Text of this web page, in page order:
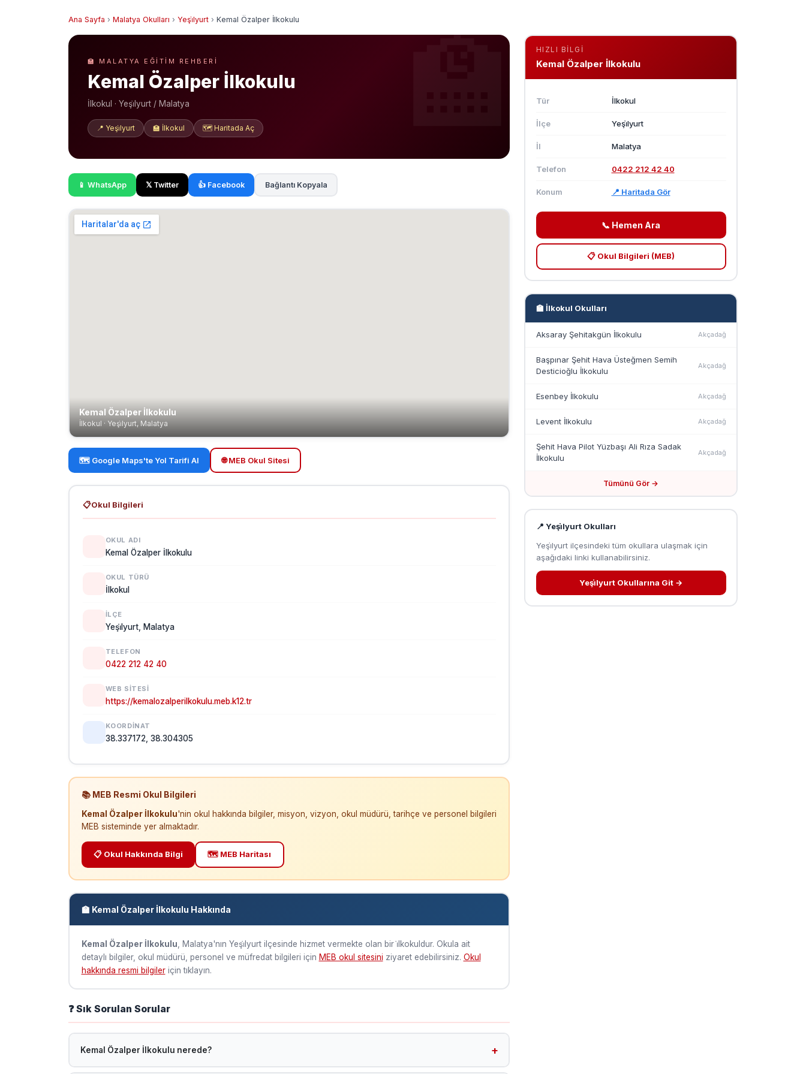
Ana Sayfa › Malatya Okulları › Yeşi̇lyurt › Kemal Özalper İlkokulu
🏫 MALATYA EĞITIM REHBERI
Kemal Özalper İlkokulu
İlkokul · Yeşi̇lyurt / Malatya
📍 Yeşi̇lyurt 🏫 İlkokul 🗺️ Haritada Aç
📱 WhatsApp 𝕏 Twitter 👍 Facebook Bağlantı Kopyala
Kemal Özalper İlkokulu
İlkokul · Yeşi̇lyurt, Malatya
🗺️ Google Maps'te Yol Tarifi Al 🌐 MEB Okul Sitesi
📋Okul Bilgileri
OKUL ADI
Kemal Özalper İlkokulu
OKUL TÜRÜ
İlkokul
İLÇE
Yeşi̇lyurt, Malatya
TELEFON
0422 212 42 40
WEB SITESI
https://kemalozalperilkokulu.meb.k12.tr
KOORDINAT
38.337172, 38.304305
📚 MEB Resmi Okul Bilgileri
Kemal Özalper İlkokulu'nin okul hakkında bilgiler, misyon, vizyon, okul müdürü, tarihçe ve personel bilgileri
MEB sisteminde yer almaktadır.
📋 Okul Hakkında Bilgi 🗺️ MEB Haritası
🏫 Kemal Özalper İlkokulu Hakkında
Kemal Özalper İlkokulu , Malatya'nın Yeşi̇lyurt ilçesinde hizmet vermekte olan bir i̇lkokuldur. Okula ait
detaylı bilgiler, okul müdürü, personel ve müfredat bilgileri için MEB okul sitesini ziyaret edebilirsiniz. Okul
hakkında resmi bilgileriçin tıklayın.
❓ Sık Sorulan Sorular
Kemal Özalper İlkokulu nerede?
HIZLI BILGI
Kemal Özalper İlkokulu
Tür İlkokul
İlçe Yeşi̇lyurt
İl Malatya
Telefon 0422 212 42 40
Konum 📍 Haritada Gör
📞 Hemen Ara
📋 Okul Bilgileri (MEB)
🏫 İlkokul Okulları
Aksaray Şehitakgün İlkokulu Akçadağ
Başpınar Şehit Hava Üsteğmen Semih
Desticioğlu İlkokulu
Akçadağ
Esenbey İlkokulu Akçadağ
Levent İlkokulu Akçadağ
Şehit Hava Pilot Yüzbaşı Ali Rıza Sadak
İlkokulu
Akçadağ
Tümünü Gör →
📍 Yeşi̇lyurt Okulları
Yeşi̇lyurt ilçesindeki tüm okullara ulaşmak için
aşağıdaki linki kullanabilirsiniz.
Yeşi̇lyurt Okullarına Git →